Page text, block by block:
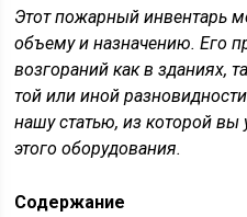
Этот пожарный инвентарь
объему и назначению. Его
возгораний как в зданиях,
той или иной
нашу статью, из которой вы
этого оборудования.
Содержание